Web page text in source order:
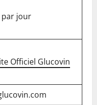
par jour
Officiel Glucovin